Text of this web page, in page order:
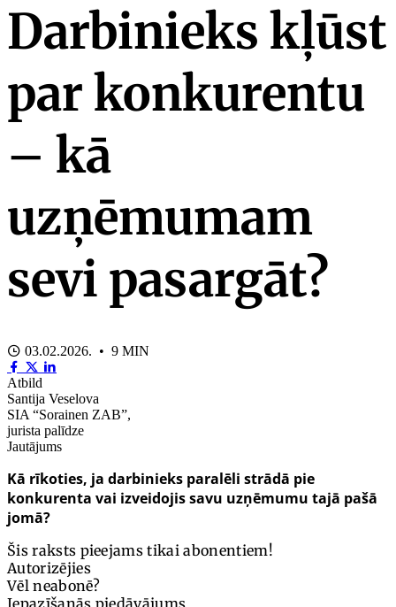
Darbinieks kļūst
par konkurentu
– kā
uzņēmumam
sevi pasargāt?
03.02.2026. • 9 MIN
Atbild
Santija Veselova
SIA “Sorainen ZAB”,
jurista palīdze
Jautājums
Kā rīkoties, ja darbinieks paralēli strādā pie
konkurenta vai izveidojis savu uzņēmumu tajā pašā
jomā?
Šis raksts pieejams tikai abonentiem!
Autorizējies
Vēl neabonē?
Iepazīšanās piedāvājums